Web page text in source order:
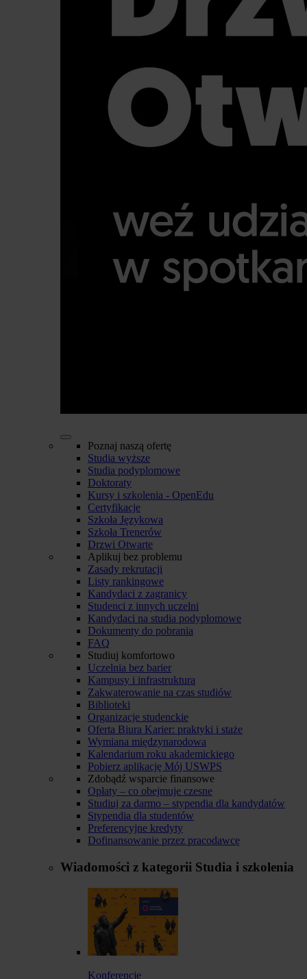
Poznaj naszą ofertę
Studia wyższe
Studia podyplomowe
Doktoraty
Kursy i szkolenia - OpenEdu
Certyfikacje
Szkoła Językowa
Szkoła Trenerów
Drzwi Otwarte
Aplikuj bez problemu
Zasady rekrutacji
Listy rankingowe
Kandydaci z zagranicy
Studenci z innych uczelni
Kandydaci na studia podyplomowe
Dokumenty do pobrania
FAQ
Studiuj komfortowo
Uczelnia bez barier
Kampusy i infrastruktura
Zakwaterowanie na czas studiów
Biblioteki
Organizacje studenckie
Oferta Biura Karier: praktyki i staże
Wymiana międzynarodowa
Kalendarium roku akademickiego
Pobierz aplikację Mój USWPS
Zdobądź wsparcie finansowe
Opłaty – co obejmuje czesne
Studiuj za darmo – stypendia dla kandydatów
Stypendia dla studentów
Preferencyjne kredyty
Dofinansowanie przez pracodawcę
Wiadomości z kategorii Studia i szkolenia
Konferencje